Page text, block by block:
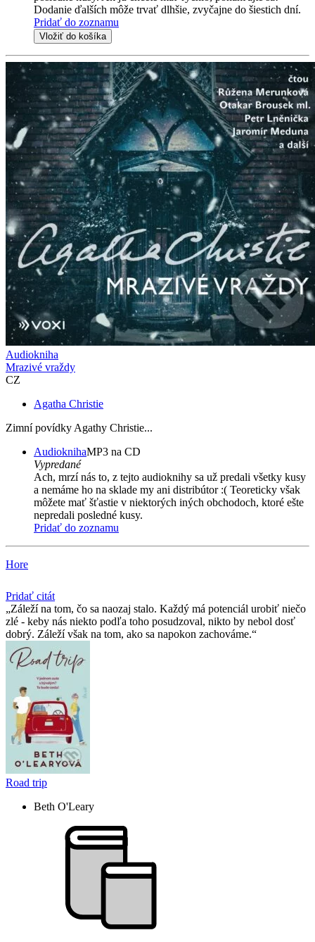
Dodanie ďalších môže trvať dlhšie, zvyčajne do šiestich dní.
Pridať do zoznamu
Vložiť do košíka
Audiokniha
Mrazivé vraždy
CZ
Agatha Christie
Zimní povídky Agathy Christie...
AudioknihaMP3 na CD
Vypredané
Ach, mrzí nás to, z tejto audioknihy sa už predali všetky kusy
a nemáme ho na sklade my ani distribútor :( Teoreticky však
môžete mať šťastie v niektorých iných obchodoch, ktoré ešte
nepredali posledné kusy.
Pridať do zoznamu
Hore
Pridať citát
Záleží na tom, čo sa naozaj stalo. Každý má potenciál urobiť niečo
zlé - keby nás niekto podľa toho posudzoval, nikto by nebol dosť
dobrý. Záleží však na tom, ako sa napokon zachováme.
Road trip
Beth O'Leary